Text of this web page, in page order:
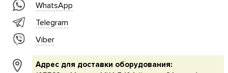
WhatsApp
Telegram
Viber
Адрес для доставки оборудования: